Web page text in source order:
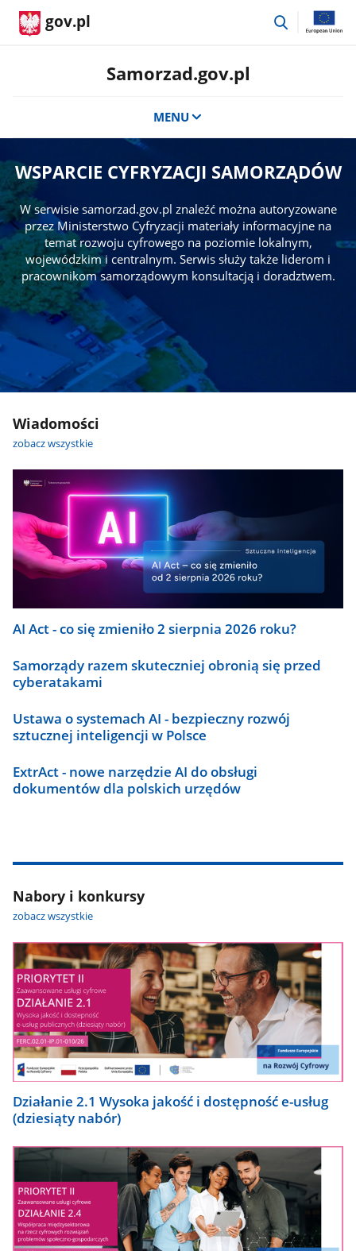
gov.pl
przejdź
Samorzad.gov.pl
MENU
WSPARCIE CYFRYZACJI SAMORZĄDÓW
W serwisie samorzad.gov.pl znaleźć można autoryzowane
przez Ministerstwo Cyfryzacji materiały informacyjne na
temat rozwoju cyfrowego na poziomie lokalnym,
wojewódzkim i centralnym. Serwis służy także liderom i
pracownikom samorządowym konsultacją i doradztwem.
Wiadomości
zobacz wszystkie
AI Act - co się zmieniło 2 sierpnia 2026 roku?
Samorządy razem skuteczniej obronią się przed
cyberatakami
Ustawa o systemach AI - bezpieczny rozwój
sztucznej inteligencji w Polsce
ExtrAct - nowe narzędzie AI do obsługi
dokumentów dla polskich urzędów
Nabory i konkursy
zobacz wszystkie
Działanie 2.1 Wysoka jakość i dostępność e-usług
(dziesiąty nabór)